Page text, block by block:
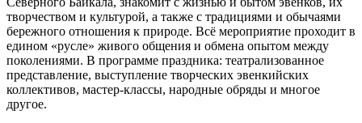
творчеством и культурой, а также с традициями и обычаями
бережного отношения к природе. Всё мероприятие проходит в
едином «русле» живого общения и обмена опытом между
поколениями. В программе праздника: театрализованное
представление, выступление творческих эвенкийских
коллективов, мастер-классы, народные обряды и многое
другое.